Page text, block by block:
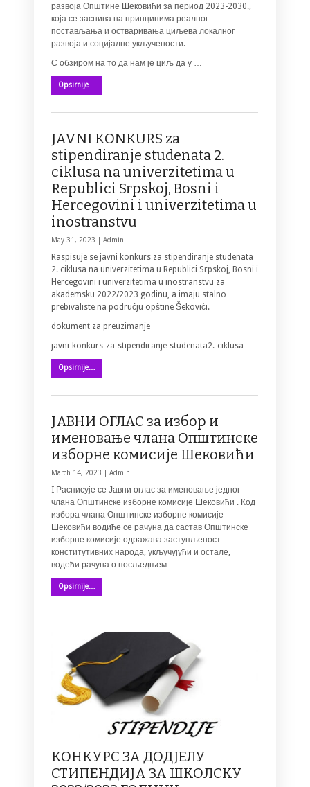
развоја Општине Шековићи за период 2023-2030.,
која се заснива на принципима реалног
постављања и остваривања циљева локалног
развоја и социјалне укључености.
С обзиром на то да нам је циљ да у …
Opsirnije…
JAVNI KONKURS za
stipendiranje studenata 2.
ciklusa na univerzitetima u
Republici Srpskoj, Bosni i
Hercegovini i univerzitetima u
inostranstvu
May 31, 2023 | Admin
Raspisuje se javni konkurs za stipendiranje studenata
2. ciklusa na univerzitetima u Republici Srpskoj, Bosni i
Hercegovini i univerzitetima u inostranstvu za
akademsku 2022/2023 godinu, a imaju stalno
prebivaliste na području opštine Šekovići.
dokument za preuzimanje
javni-konkurs-za-stipendiranje-studenata2.-ciklusa
Opsirnije…
ЈАВНИ ОГЛАС за избор и
именовање члана Општинске
изборне комисије Шековићи
March 14, 2023 | Admin
I Расписује се Јавни оглас за именовање једног
члана Општинске изборне комисије Шековићи . Код
избора члана Општинске изборне комисије
Шековићи водиће се рачуна да састав Општинске
изборне комисије одражава заступљеност
конститутивних народа, укључујући и остале,
водећи рачуна о посљедњем …
Opsirnije…
КОНКУРС ЗА ДОДЈЕЛУ
СТИПЕНДИЈА ЗА ШКОЛСКУ